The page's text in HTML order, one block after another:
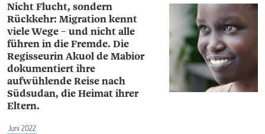
Nicht Flucht, sondern
Rückkehr: Migration kennt
viele Wege – und nicht alle
führen in die Fremde. Die
Regisseurin ­Akuol de Mabior
dokumentiert ihre
aufwühlende Reise nach
Südsudan, die Heimat ihrer
Eltern.
Juni 2022